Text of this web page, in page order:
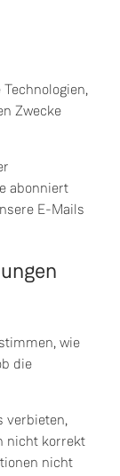
Zwecke
abonniert
E-Mails
wie
die
verbieten,
nicht korrekt
nicht